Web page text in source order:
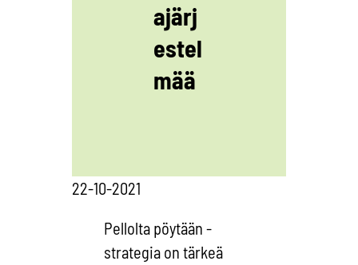
ajärj
estel
mää
22-10-2021
Pellolta pöytään -
strategia on tärkeä